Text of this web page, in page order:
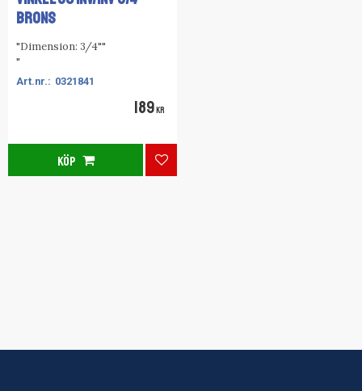
BRONS
"Dimension: 3/4""
"
0321841
189 KR
Lägg till i favoriter
KÖP